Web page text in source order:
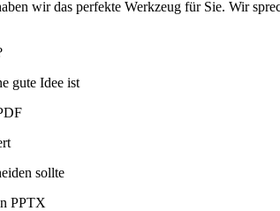
wir das perfekte Werkzeug für Sie. Wir
gute Idee ist
sollte
PPTX